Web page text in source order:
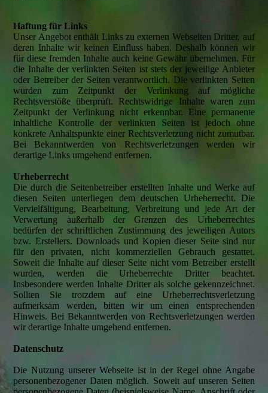
Haftung für Links
Unser Angebot enthält Links zu externen Webseiten Dritter, auf
deren Inhalte wir keinen Einfluss haben. Deshalb können wir
für diese fremden Inhalte auch keine Gewähr übernehmen. Für
die Inhalte der verlinkten Seiten ist stets der jeweilige Anbieter
oder Betreiber der Seiten verantwortlich. Die verlinkten Seiten
wurden zum Zeitpunkt der Verlinkung auf mögliche
Rechtsverstöße überprüft. Rechtswidrige Inhalte waren zum
Zeitpunkt der Verlinkung nicht erkennbar. Eine permanente
inhaltliche Kontrolle der verlinkten Seiten ist jedoch ohne
konkrete Anhaltspunkte einer Rechtsverletzung nicht zumutbar.
Bei Bekanntwerden von Rechtsverletzungen werden wir
derartige Links umgehend entfernen.
Urheberrecht
Die durch die Seitenbetreiber erstellten Inhalte und Werke auf
diesen Seiten unterliegen dem deutschen Urheberrecht. Die
Vervielfältigung, Bearbeitung, Verbreitung und jede Art der
Verwertung außerhalb der Grenzen des Urheberrechtes
bedürfen der schriftlichen Zustimmung des jeweiligen Autors
bzw. Erstellers. Downloads und Kopien dieser Seite sind nur
für den privaten, nicht kommerziellen Gebrauch gestattet.
Soweit die Inhalte auf dieser Seite nicht vom Betreiber erstellt
wurden, werden die Urheberrechte Dritter beachtet.
Insbesondere werden Inhalte Dritter als solche gekennzeichnet.
Sollten Sie trotzdem auf eine Urheberrechtsverletzung
aufmerksam werden, bitten wir um einen entsprechenden
Hinweis. Bei Bekanntwerden von Rechtsverletzungen werden
wir derartige Inhalte umgehend entfernen.
Datenschutz
Die Nutzung unserer Webseite ist in der Regel ohne Angabe
personenbezogener Daten möglich. Soweit auf unseren Seiten